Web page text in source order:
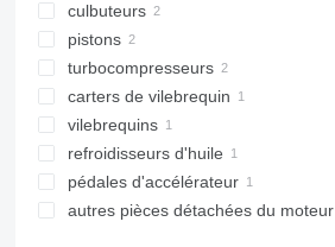
culbuteurs
pistons
turbocompresseurs
carters de vilebrequin
vilebrequins
refroidisseurs d'huile
pédales d'accélérateur
autres pièces détachées du moteur